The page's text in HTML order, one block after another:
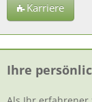
Karriere
Ihre